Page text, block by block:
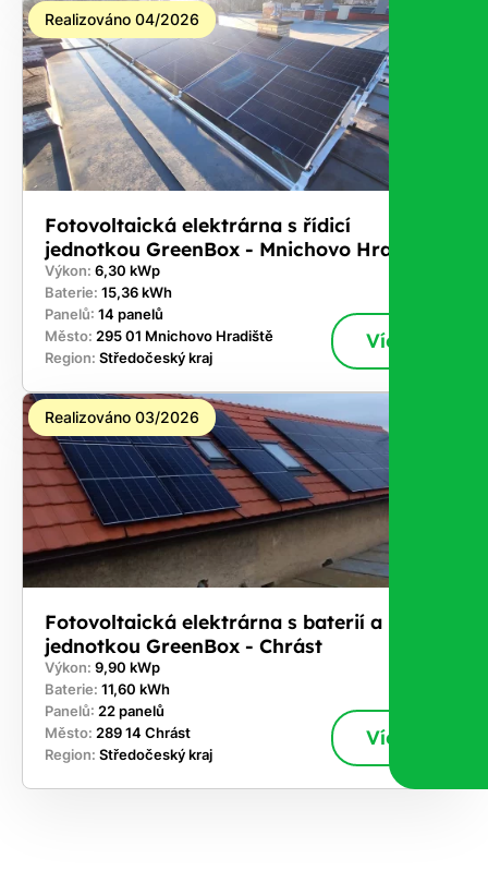
Realizováno 04/2026
Fotovoltaická elektrárna s řídicí
jednotkou GreenBox - Mnichovo Hradiště
Výkon: 6,30 kWp
Baterie: 15,36 kWh
Panelů: 14 panelů
Město: 295 01 Mnichovo Hradiště
Region: Středočeský kraj
Více
Realizováno 03/2026
Fotovoltaická elektrárna s baterií a řídicí
jednotkou GreenBox - Chrást
Výkon: 9,90 kWp
Baterie: 11,60 kWh
Panelů: 22 panelů
Město: 289 14 Chrást
Region: Středočeský kraj
Více